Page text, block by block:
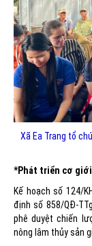
Xã Ea Trang tổ
*Phát triển cơ giới
Kế hoạch số 124/
định số 858/QĐ-
phê duyệt chiến
nông lâm thủy sản